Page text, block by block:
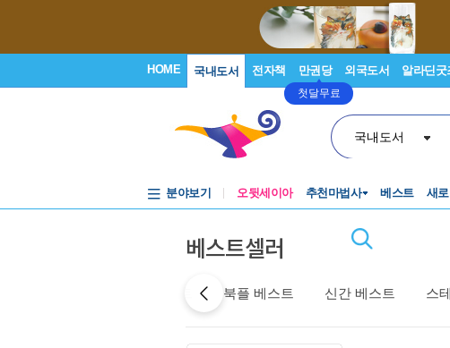
HOME 국내도서 전자책 만권당
첫달무료
외국도서 알라딘굿
국내도서
분야보기 오뒷세이아 추천마법사 베스트 새
베스트셀러
북플 베스트 신간 베스트 스